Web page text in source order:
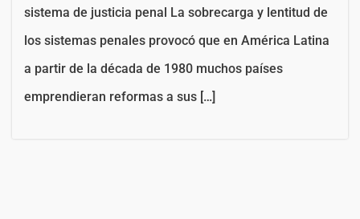
sistema de justicia penal La sobrecarga y lentitud de
los sistemas penales provocó que en América Latina
a partir de la década de 1980 muchos países
emprendieran reformas a sus […]